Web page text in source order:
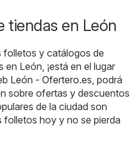
tiendas en León
folletos y catálogos de
León, ¡está en el lugar
León - Ofertero.es, podrá
sobre ofertas y descuentos
de la ciudad son
folletos hoy y no se pierda